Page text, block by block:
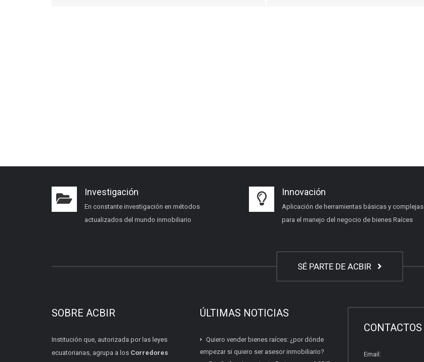
Investigación
En constante investigación en métodos
actualizados del mundo inmobiliario
Innovación
Aplicación de herramientas básicas y complejas
para el manejo del negocio de bienes Raíces
SÉ PARTE DE ACBIR
SOBRE ACBIR
Institución que, autorizada por las leyes
ecuatorianas, agrupa a los Corredores
ÚLTIMAS NOTICIAS
Quiero vender bienes raíces: ¿por dónde
empezar si quiero ser asesor inmobiliario?
CONTACTOS
Email: